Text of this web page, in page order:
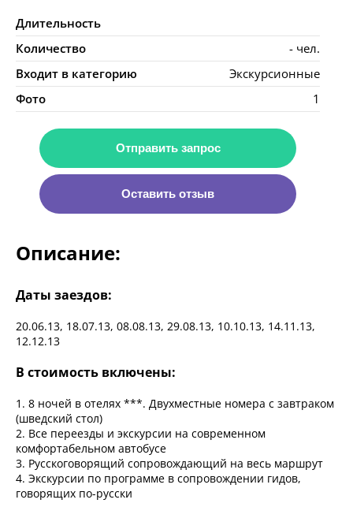
Длительность
Количество
- чел.
Входит в категорию
Экскурсионные
Фото
1
Отправить запрос
Оставить отзыв
Описание:
Даты заездов:
20.06.13, 18.07.13, 08.08.13, 29.08.13, 10.10.13, 14.11.13,
12.12.13
В стоимость включены:
1. 8 ночей в отелях ***. Двухместные номера с завтраком
(шведский стол)
2. Все переезды и экскурсии на современном
комфортабельном автобусе
3. Русскоговорящий сопровождающий на весь маршрут
4. Экскурсии по программе в сопровождении гидов,
говорящих по-русски